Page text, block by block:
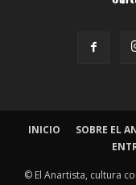
INICIO SOBRE EL
© El Anartista, cultura